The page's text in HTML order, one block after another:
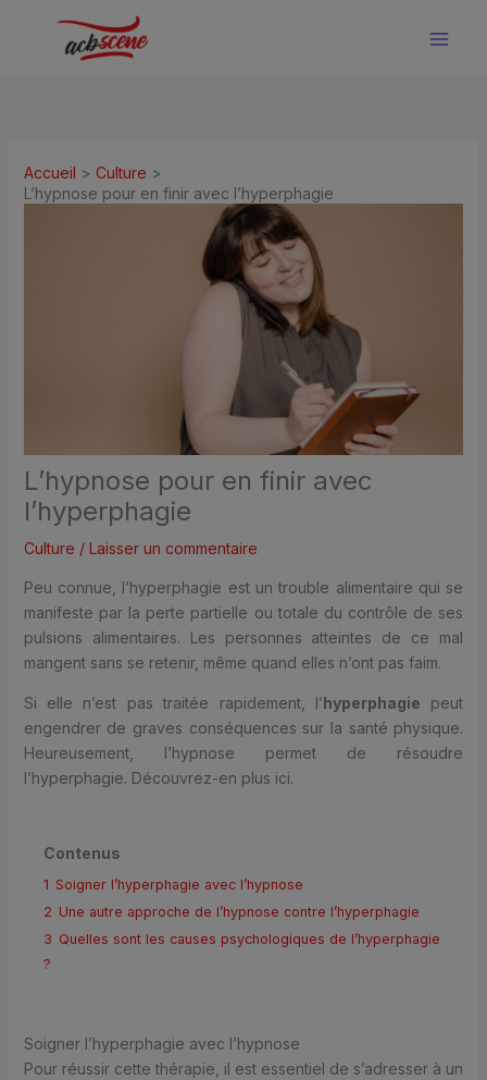
Accueil
Culture
L’hypnose pour en finir avec l’hyperphagie
L’hypnose pour en finir avec
l’hyperphagie
Culture / Laisser un commentaire
Peu connue, l’hyperphagie est un trouble alimentaire qui se
manifeste par la perte partielle ou totale du contrôle de ses
pulsions alimentaires. Les personnes atteintes de ce mal
mangent sans se retenir, même quand elles n’ont pas faim.
Si elle n’est pas traitée rapidement, l’hyperphagie peut
engendrer de graves conséquences sur la santé physique.
Heureusement, l’hypnose permet de résoudre
l’hyperphagie. Découvrez-en plus ici.
Contenus
1 Soigner l’hyperphagie avec l’hypnose
2 Une autre approche de l’hypnose contre l’hyperphagie
3 Quelles sont les causes psychologiques de l’hyperphagie
?
Soigner l’hyperphagie avec l’hypnose
Pour réussir cette thérapie, il est essentiel de s’adresser à un